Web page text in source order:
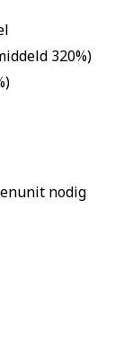
320%)
nodig